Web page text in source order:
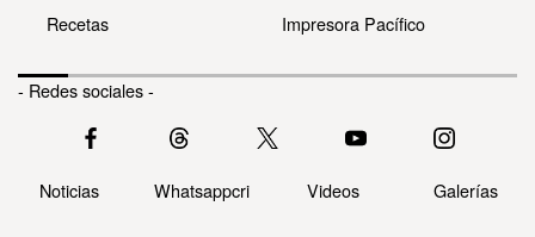
Recetas
Impresora Pacífico
- Redes sociales -
Noticias Whatsappcri Videos Galerías